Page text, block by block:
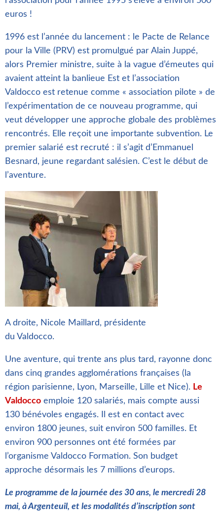
euros !
1996 est l’année du lancement : le Pacte de Relance
pour la Ville (PRV) est promulgué par Alain Juppé,
alors Premier ministre, suite à la vague d’émeutes qui
avaient atteint la banlieue Est et l’association
Valdocco est retenue comme « association pilote » de
l’expérimentation de ce nouveau programme, qui
veut développer une approche globale des problèmes
rencontrés. Elle reçoit une importante subvention. Le
premier salarié est recruté : il s’agit d’Emmanuel
Besnard, jeune regardant salésien. C’est le début de
l’aventure.
A droite, Nicole Maillard, présidente
du Valdocco.
Une aventure, qui trente ans plus tard, rayonne donc
dans cinq grandes agglomérations françaises (la
région parisienne, Lyon, Marseille, Lille et Nice). Le
Valdocco emploie 120 salariés, mais compte aussi
130 bénévoles engagés. Il est en contact avec
environ 1800 jeunes, suit environ 500 familles. Et
environ 900 personnes ont été formées par
l’organisme Valdocco Formation. Son budget
approche désormais les 7 millions d’europs.
Le programme de la journée des 30 ans, le mercredi 28
mai, à Argenteuil, et les modalités d’inscription sont